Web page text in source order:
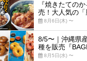
『焼きたての
売！大人気の
8月6日(木) 〜
8/5〜｜沖縄県
種を販売『
8月5日(水) 〜